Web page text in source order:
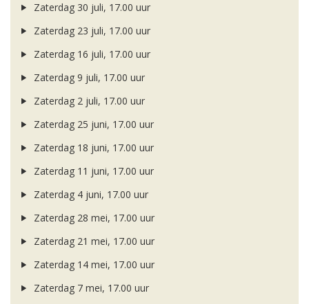
Zaterdag 30 juli, 17.00 uur
Zaterdag 23 juli, 17.00 uur
Zaterdag 16 juli, 17.00 uur
Zaterdag 9 juli, 17.00 uur
Zaterdag 2 juli, 17.00 uur
Zaterdag 25 juni, 17.00 uur
Zaterdag 18 juni, 17.00 uur
Zaterdag 11 juni, 17.00 uur
Zaterdag 4 juni, 17.00 uur
Zaterdag 28 mei, 17.00 uur
Zaterdag 21 mei, 17.00 uur
Zaterdag 14 mei, 17.00 uur
Zaterdag 7 mei, 17.00 uur